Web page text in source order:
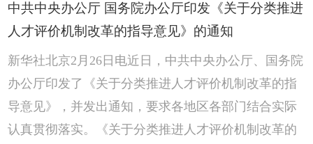
中共中央办公厅 国务院办公厅印发《关于分类推进
人才评价机制改革的指导意见》的通知
新华社北京2月26日电近日，中共中央办公厅、国务院
办公厅印发了《关于分类推进人才评价机制改革的指
导意见》，并发出通知，要求各地区各部门结合实际
认真贯彻落实。《关于分类推进人才评价机制改革的